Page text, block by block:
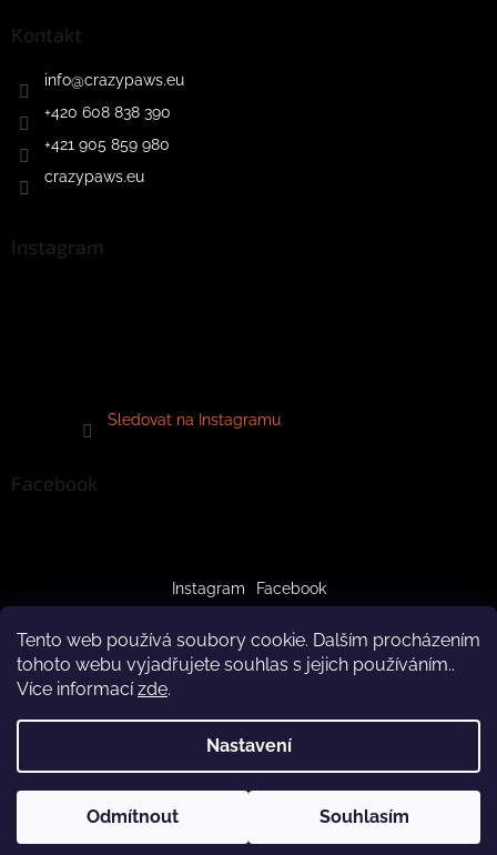
Tento web používá soubory cookie. Dalším procházením
tohoto webu vyjadřujete souhlas s jejich používáním..
Více informacízde.
Nastavení
Odmítnout Souhlasím
Z důvodu čerpání dovolené budeme produkty doručovat až po
Kontakt
info@crazypaws.eu
+420 608 838 390
+421 905 859 980
crazypaws.eu
Instagram
Sledovat na Instagramu
Facebook
Instagram Facebook
crazypaws.cz
Upravit nastavení cookies